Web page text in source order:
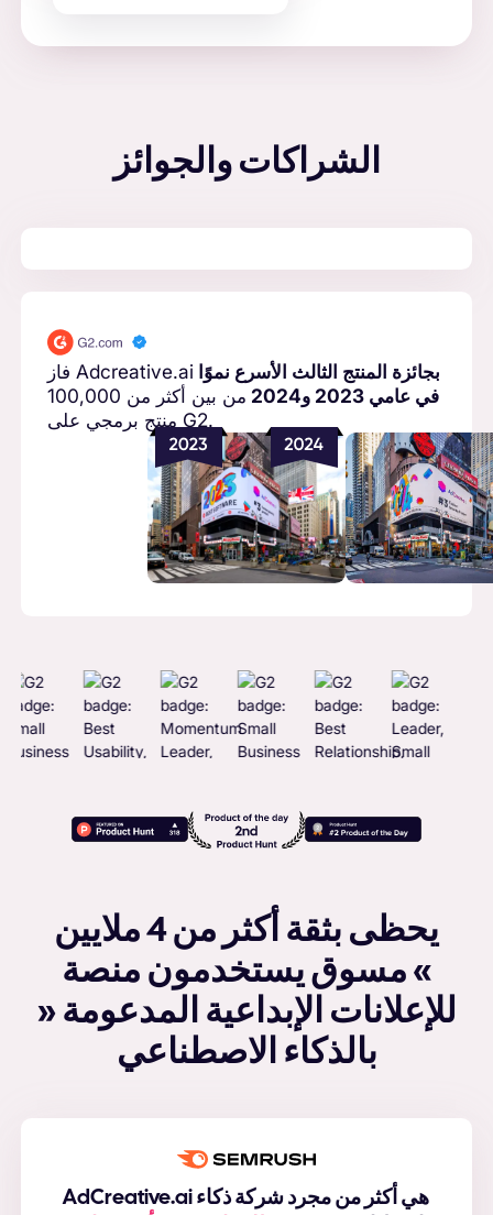
الشراكات والجوائز
فاز Adcreative.ai
في عامي 2023 و2024
من بين أكثر من 100,000
منتج برمجي على G2.
يحظى بثقة أكثر من 4 ملايين
مسوق يستخدمون منصة «
» للإعلانات الإبداعية المدعومة
بالذكاء الاصطناعي
AdCreative.ai هي أكثر من مجرد شركة ذكاء